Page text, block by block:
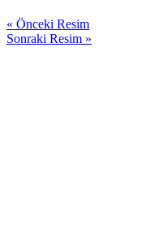
« Önceki Resim
Sonraki Resim »